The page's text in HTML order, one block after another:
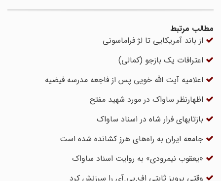
مطالب مرتبط
از باند آمریکایی تا لژ فراماسونی
اعترافات یک بازجو (کمالی)
اعلامیه آیت الله خویی پس از فاجعه مدرسه فیضیه
اظهارنظر ساواک در مورد شهید مفتح
بازتابهای فرار شاه در اسناد ساواک
جامعه ایران به راه‌های هرز کشانده شده است
«یعقوب نیمرودی» به روایت اسناد ساواک
وقتی پرویز ثابتی اف.بی.آی را سرزنش کرد